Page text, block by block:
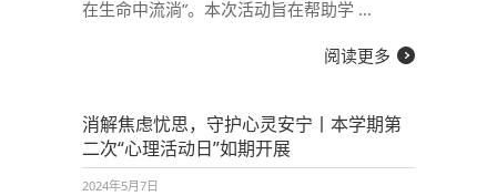
在生命中流淌”。本次活动旨在帮助学 …
阅读更多
消解焦虑忧思，守护心灵安宁丨本学期第
二次“心理活动日”如期开展
2024年5月7日